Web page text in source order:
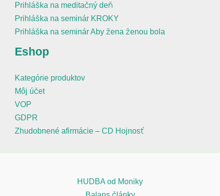
Prihláška na meditačný deň
Prihláška na seminár KROKY
Prihláška na seminár Aby žena ženou bola
Eshop
Kategórie produktov
Môj účet
VOP
GDPR
Zhudobnené afirmácie – CD Hojnosť
HUDBA od Moniky